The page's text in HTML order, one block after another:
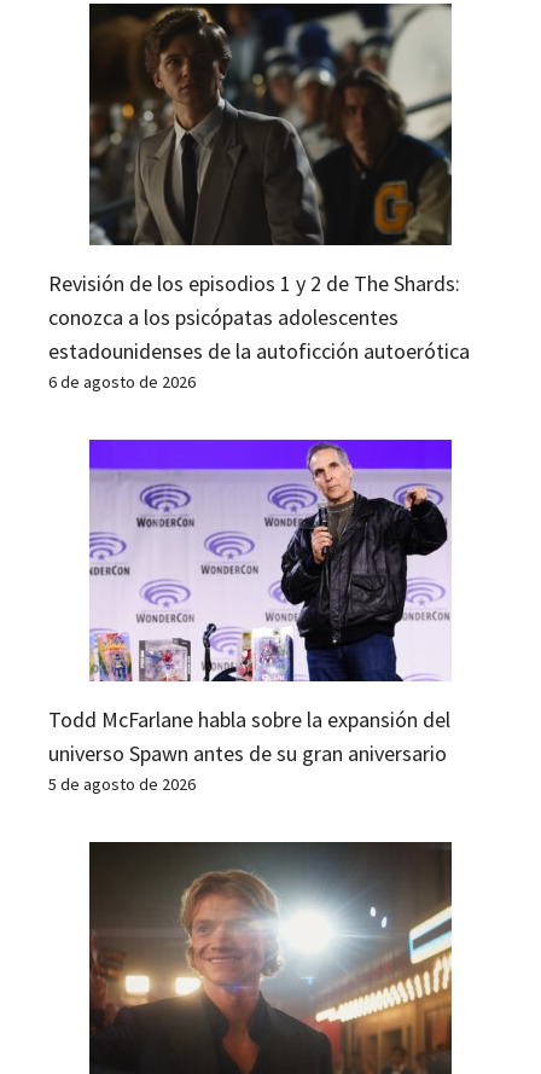
Revisión de los episodios 1 y 2 de The Shards:
conozca a los psicópatas adolescentes
estadounidenses de la autoficción autoerótica
6 de agosto de 2026
Todd McFarlane habla sobre la expansión del
universo Spawn antes de su gran aniversario
5 de agosto de 2026